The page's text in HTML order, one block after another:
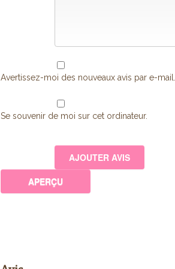
Avertissez-moi des nouveaux avis par e-mail.
Se souvenir de moi sur cet ordinateur.